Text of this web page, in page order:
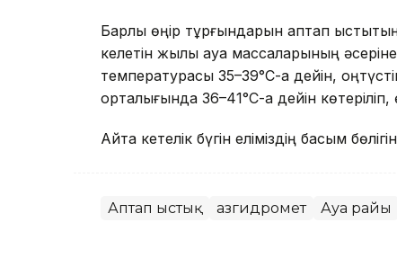
Барлық өңір тұрғындарын аптап
келетін жылы ауа массаларының
температурасы 35–39°С-қа дейін,
орталығында 36–41°С-қа дейін
Айта кетелік бүгін еліміздің басым
Аптап ыстық Қазгидромет Ауа райы